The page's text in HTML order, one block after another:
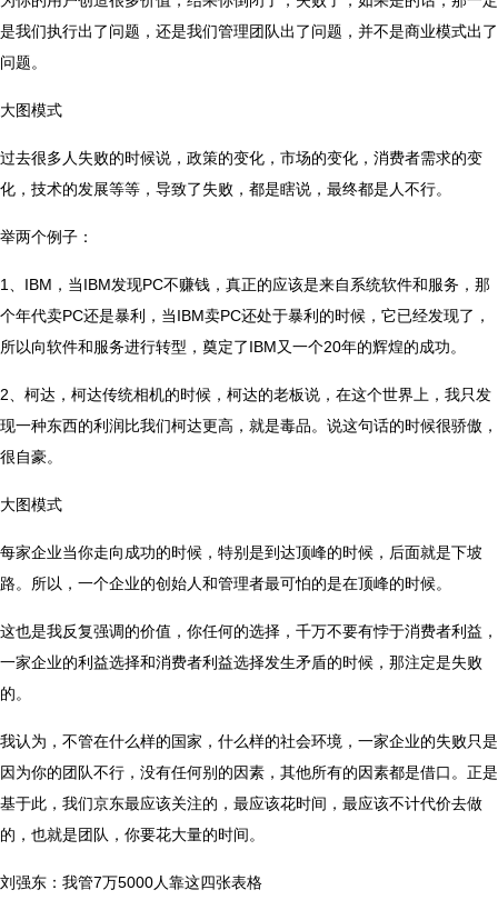
是我们执行出了问题，还是我们管理团队出了问题，并不是商业模式出了
问题。
大图模式
过去很多人失败的时候说，政策的变化，市场的变化，消费者需求的变
化，技术的发展等等，导致了失败，都是瞎说，最终都是人不行。
举两个例子：
1、IBM，当IBM发现PC不赚钱，真正的应该是来自系统软件和服务，那
个年代卖PC还是暴利，当IBM卖PC还处于暴利的时候，它已经发现了，
所以向软件和服务进行转型，奠定了IBM又一个20年的辉煌的成功。
2、柯达，柯达传统相机的时候，柯达的老板说，在这个世界上，我只发
现一种东西的利润比我们柯达更高，就是毒品。说这句话的时候很骄傲，
很自豪。
大图模式
每家企业当你走向成功的时候，特别是到达顶峰的时候，后面就是下坡
路。所以，一个企业的创始人和管理者最可怕的是在顶峰的时候。
这也是我反复强调的价值，你任何的选择，千万不要有悖于消费者利益，
一家企业的利益选择和消费者利益选择发生矛盾的时候，那注定是失败
的。
我认为，不管在什么样的国家，什么样的社会环境，一家企业的失败只是
因为你的团队不行，没有任何别的因素，其他所有的因素都是借口。正是
基于此，我们京东最应该关注的，最应该花时间，最应该不计代价去做
的，也就是团队，你要花大量的时间。
刘强东：我管7万5000人靠这四张表格